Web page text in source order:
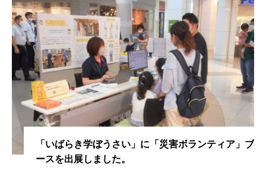
「いばらき学ぼうさい」に「災害ボランティア」ブ
ースを出展しました。